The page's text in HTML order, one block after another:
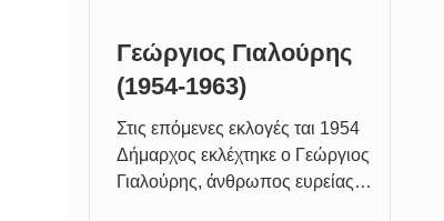
Γεώργιος Γιαλούρης
(1954-1963)
Στις επόμενες εκλογές ται 1954
Δήμαρχος εκλέχτηκε ο Γεώργιος
Γιαλούρης, άνθρωπος ευρείας